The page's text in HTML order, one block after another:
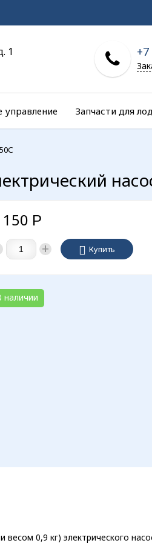
1
управление Запчасти для
Р
+ Купить
наличии
0,9 кг) электрического